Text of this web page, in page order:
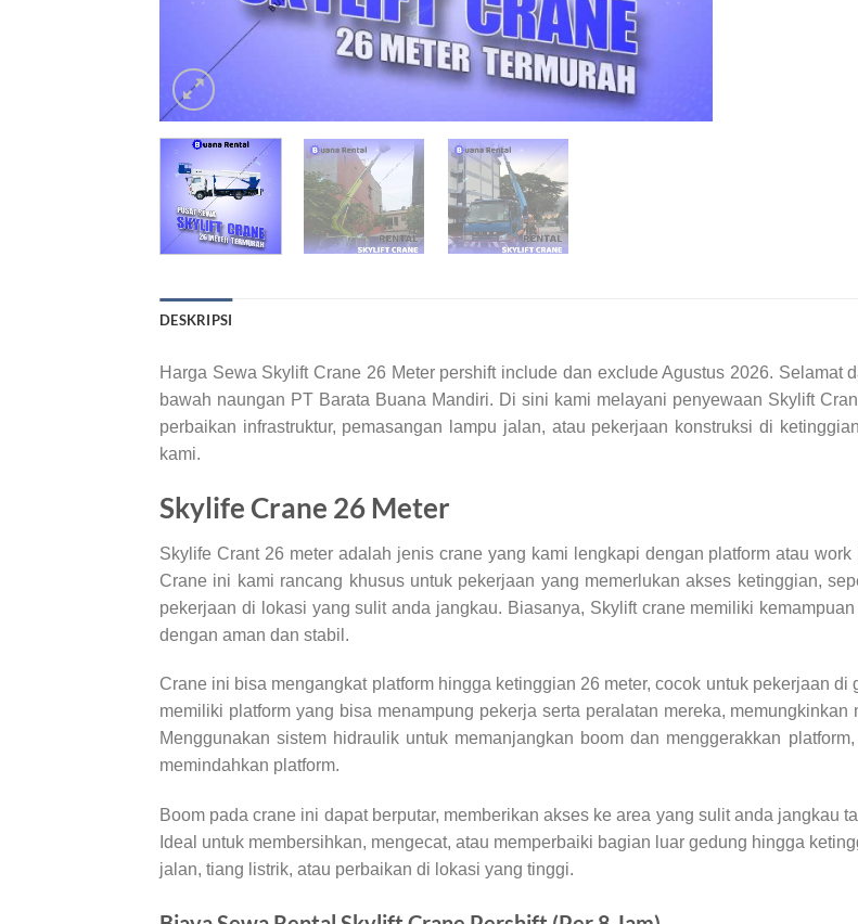
DESKRIPSI
Harga Sewa Skylift Crane 26 Meter pershift include dan exclude Agustus 2026.
bawah naungan PT Barata Buana Mandiri. Di sini kami melayani penyewaan Skylift
perbaikan infrastruktur, pemasangan lampu jalan, atau pekerjaan konstruksi di
kami.
Skylife Crane 26 Meter
Skylife Crant 26 meter adalah jenis crane yang kami lengkapi dengan platform atau
Crane ini kami rancang khusus untuk pekerjaan yang memerlukan akses ketinggian,
pekerjaan di lokasi yang sulit anda jangkau. Biasanya, Skylift crane memiliki
dengan aman dan stabil.
Crane ini bisa mengangkat platform hingga ketinggian 26 meter, cocok untuk pekerjaan
memiliki platform yang bisa menampung pekerja serta peralatan mereka,
Menggunakan sistem hidraulik untuk memanjangkan boom dan menggerakkan
memindahkan platform.
Boom pada crane ini dapat berputar, memberikan akses ke area yang sulit anda jangkau
Ideal untuk membersihkan, mengecat, atau memperbaiki bagian luar gedung hingga
jalan, tiang listrik, atau perbaikan di lokasi yang tinggi.